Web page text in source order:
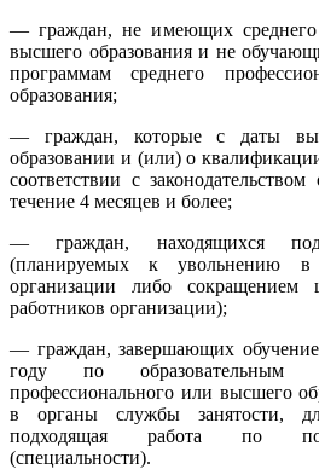
— граждан, не имеющих среднего
высшего образования и не
программам среднего
образования;
— граждан, которые с даты
образовании и (или) о
соответствии с
течение 4 месяцев и более;
— граждан, находящихся
(планируемых к увольнению в
организации либо сокращением
работников организации);
— граждан, завершающих
году по образовательным
профессионального или высшего
в органы службы занятости,
подходящая работа по
(специальности).